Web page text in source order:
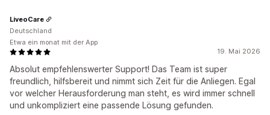
19. Mai 2026
Absolut empfehlenswerter Support! Das Team ist super
freundlich, hilfsbereit und nimmt sich Zeit für die Anliegen. Egal
vor welcher Herausforderung man steht, es wird immer schnell
und unkompliziert eine passende Lösung gefunden.
LiveoCare
Deutschland
Etwa ein monat mit der App